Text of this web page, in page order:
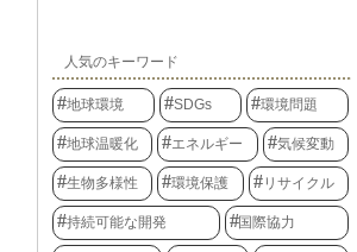
人気のキーワード
地球環境 SDGs 環境問題
地球温暖化 エネルギー 気候変動
生物多様性 環境保護 リサイクル
持続可能な開発 国際協力